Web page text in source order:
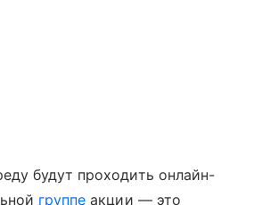
будут проходить онлайн-
группе акции — это